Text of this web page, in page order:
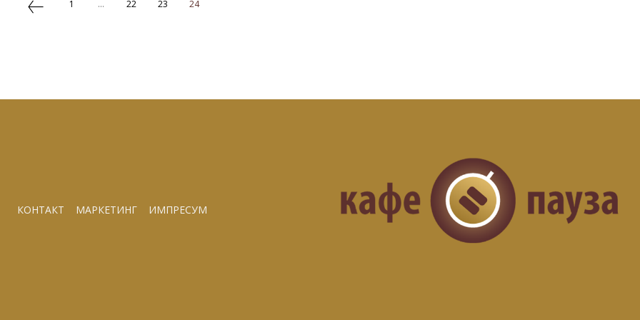
1 ... 22 23 24
КОНТАКТ МАРКЕТИНГ ИМПРЕСУМ